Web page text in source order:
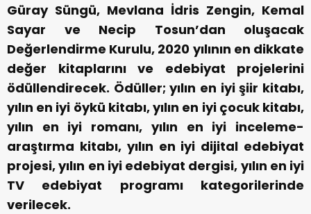
Güray Süngü, Mevlana İdris Zengin, Kemal
Sayar ve Necip Tosun’dan oluşacak
Değerlendirme Kurulu, 2020 yılının en dikkate
değer kitaplarını ve edebiyat projelerini
ödüllendirecek. Ödüller; yılın en iyi şiir kitabı,
yılın en iyi öykü kitabı, yılın en iyi çocuk kitabı,
yılın en iyi romanı, yılın en iyi inceleme-
araştırma kitabı, yılın en iyi dijital edebiyat
projesi, yılın en iyi edebiyat dergisi, yılın en iyi
TV edebiyat programı kategorilerinde
verilecek.